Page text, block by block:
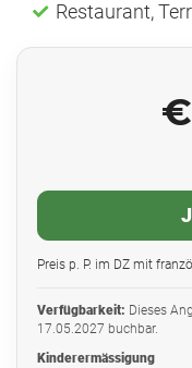
Restaurant,
Preis p. P. im DZ mit
Verfügbarkeit: Dieses
17.05.2027 buchbar.
Kinderermässigung